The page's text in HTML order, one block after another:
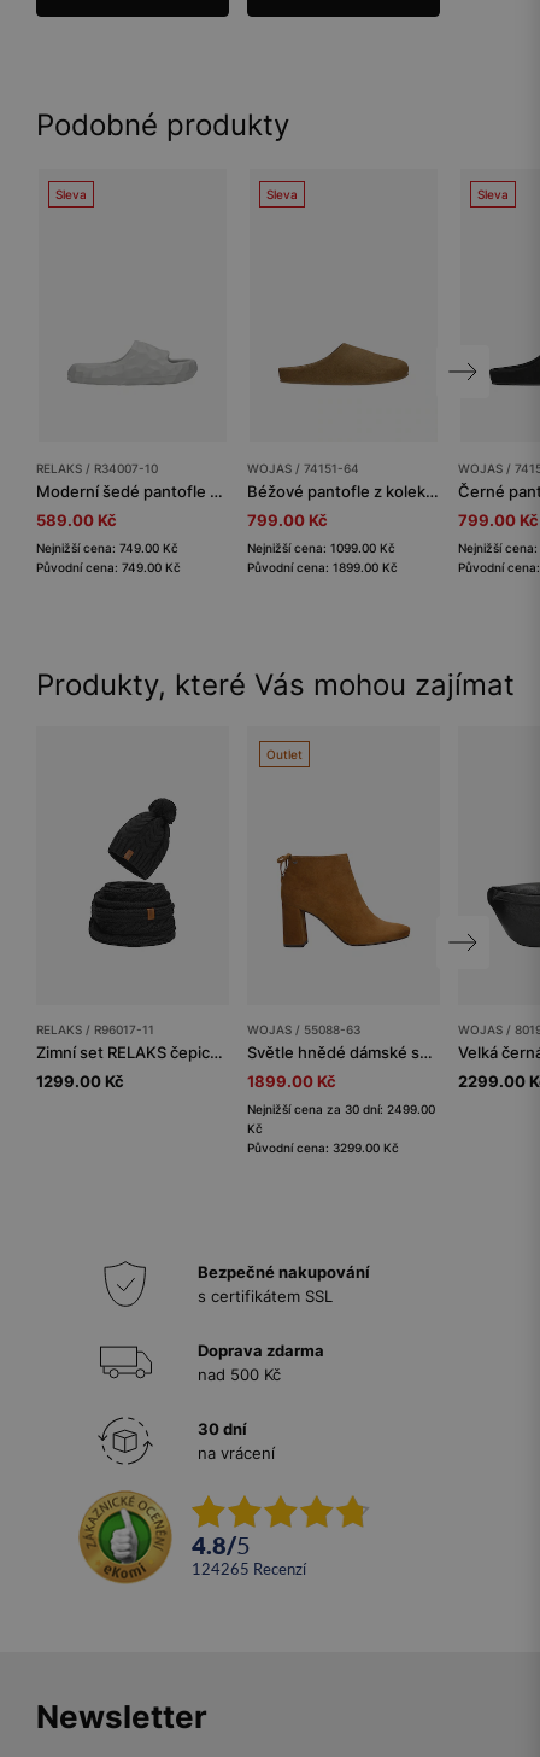
Podobné produkty
Sleva
RELAKS / R34007-10
Moderní šedé pantofle s geometrickou strukturou RELAKS R34007-10
589.00 Kč
Nejnižší cena: 749.00 Kč
Původní cena: 749.00 Kč
Sleva
WOJAS / 74151-64
Béžové pantofle z kolekce Comfort z velurové štípané kůže
799.00 Kč
Nejnižší cena: 1099.00 Kč
Původní cena: 1899.00 Kč
Sleva
WOJAS /
799.00 Kč
Nejnižší
Původní
Produkty, které Vás mohou zajímat
RELAKS / R96017-11
Zimní set RELAKS čepice + šála s příměsí vlny
1299.00 Kč
Outlet
WOJAS / 55088-63
Světle hnědé dámské semišové kotníčkové boty na podpatku
1899.00 Kč
Nejnižší cena za 30 dní: 2499.00
Kč
Původní cena: 3299.00 Kč
WOJAS /
2299.00
Bezpečné nakupování
s certifikátem SSL
Doprava zdarma
nad 500 Kč
30 dní
na vrácení
4.8/5
124265 recenzí
Newsletter